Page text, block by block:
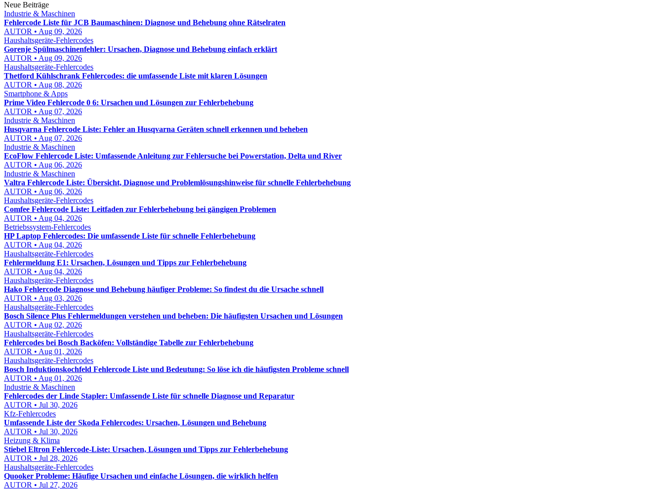
Neue Beiträge
Industrie & Maschinen
Fehlercode Liste für JCB Baumaschinen: Diagnose und Behebung ohne Rätselraten
AUTOR • Aug 09, 2026
Haushaltsgeräte-Fehlercodes
Gorenje Spülmaschinenfehler: Ursachen, Diagnose und Behebung einfach erklärt
AUTOR • Aug 09, 2026
Haushaltsgeräte-Fehlercodes
Thetford Kühlschrank Fehlercodes: die umfassende Liste mit klaren Lösungen
AUTOR • Aug 08, 2026
Smartphone & Apps
Prime Video Fehlercode 0 6: Ursachen und Lösungen zur Fehlerbehebung
AUTOR • Aug 07, 2026
Industrie & Maschinen
Husqvarna Fehlercode Liste: Fehler an Husqvarna Geräten schnell erkennen und beheben
AUTOR • Aug 07, 2026
Industrie & Maschinen
EcoFlow Fehlercode Liste: Umfassende Anleitung zur Fehlersuche bei Powerstation, Delta und River
AUTOR • Aug 06, 2026
Industrie & Maschinen
Valtra Fehlercode Liste: Übersicht, Diagnose und Problemlösungshinweise für schnelle Fehlerbehebung
AUTOR • Aug 06, 2026
Haushaltsgeräte-Fehlercodes
Comfee Fehlercode Liste: Leitfaden zur Fehlerbehebung bei gängigen Problemen
AUTOR • Aug 04, 2026
Betriebssystem-Fehlercodes
HP Laptop Fehlercodes: Die umfassende Liste für schnelle Fehlerbehebung
AUTOR • Aug 04, 2026
Haushaltsgeräte-Fehlercodes
Fehlermeldung E1: Ursachen, Lösungen und Tipps zur Fehlerbehebung
AUTOR • Aug 04, 2026
Haushaltsgeräte-Fehlercodes
Hako Fehlercode Diagnose und Behebung häufiger Probleme: So findest du die Ursache schnell
AUTOR • Aug 03, 2026
Haushaltsgeräte-Fehlercodes
Bosch Silence Plus Fehlermeldungen verstehen und beheben: Die häufigsten Ursachen und Lösungen
AUTOR • Aug 02, 2026
Haushaltsgeräte-Fehlercodes
Fehlercodes bei Bosch Backöfen: Vollständige Tabelle zur Fehlerbehebung
AUTOR • Aug 01, 2026
Haushaltsgeräte-Fehlercodes
Bosch Induktionskochfeld Fehlercode Liste und Bedeutung: So löse ich die häufigsten Probleme schnell
AUTOR • Aug 01, 2026
Industrie & Maschinen
Fehlercodes der Linde Stapler: Umfassende Liste für schnelle Diagnose und Reparatur
AUTOR • Jul 30, 2026
Kfz-Fehlercodes
Umfassende Liste der Skoda Fehlercodes: Ursachen, Lösungen und Behebung
AUTOR • Jul 30, 2026
Heizung & Klima
Stiebel Eltron Fehlercode-Liste: Ursachen, Lösungen und Tipps zur Fehlerbehebung
AUTOR • Jul 28, 2026
Haushaltsgeräte-Fehlercodes
Quooker Probleme: Häufige Ursachen und einfache Lösungen, die wirklich helfen
AUTOR • Jul 27, 2026